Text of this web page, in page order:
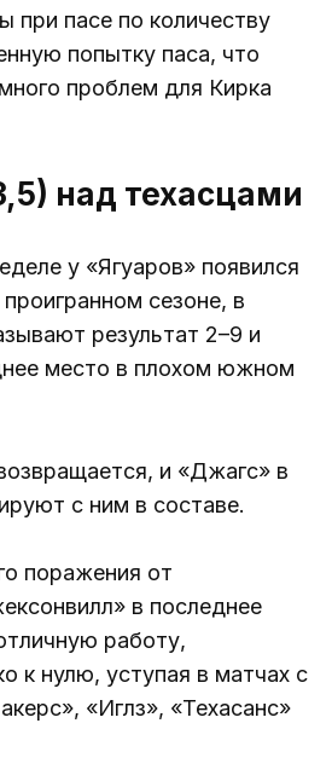
при пасе по количеству
попытку паса, что
проблем для Кирка
над техасцами
у «Ягуаров» появился
сезоне, в
результат 2–9 и
место в плохом южном
и «Джагс» в
с ним в составе.
поражения от
в последнее
работу,
к нулю, уступая в матчах с
«Иглз», «Техасанс»